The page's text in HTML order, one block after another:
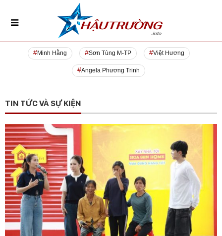
Minh Hằng Sơn Tùng M-TP Việt Hương
Angela Phương Trinh
TIN TỨC VÀ SỰ KIỆN